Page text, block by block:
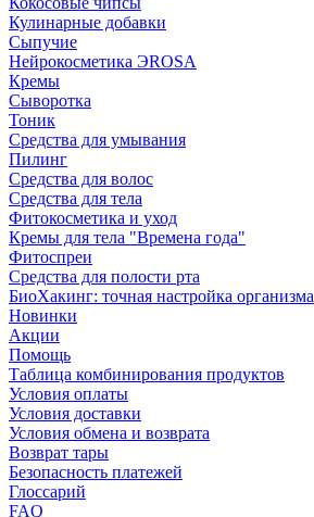
Кулинарные добавки
Сыпучие
Нейрокосметика ЭROSA
Кремы
Сыворотка
Тоник
Средства для умывания
Пилинг
Средства для волос
Средства для тела
Фитокосметика и уход
Кремы для тела "Времена года"
Фитоспреи
Средства для полости рта
БиоХакинг: точная настройка организма
Новинки
Акции
Помощь
Таблица комбинирования продуктов
Условия оплаты
Условия доставки
Условия обмена и возврата
Возврат тары
Безопасность платежей
Глоссарий
FAQ